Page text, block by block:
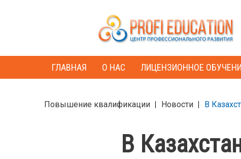
ГЛАВНАЯ О НАС ЛИЦЕНЗИОННОЕ
Повышение квалификации Новости В
В